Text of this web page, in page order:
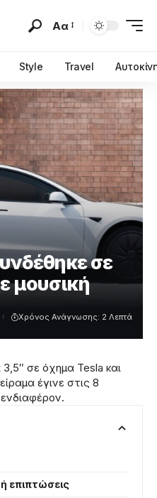
Αα
Style Travel
σε
μουσική
Χρόνος Ανάγνωσης: 2 Λεπτά
σε όχημα Tesla και
έγινε στις 8
επιπτώσεις